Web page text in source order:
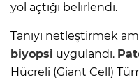
yol açtığı belirlendi.
Tanıyı netleştirmek
biyopsi uygulandı.
Hücreli (Giant Cell)